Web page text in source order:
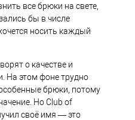
все брюки на свете,
бы в числе
носить каждый
о качестве и
На этом фоне трудно
брюки, потому
Но Club of
своё имя — это